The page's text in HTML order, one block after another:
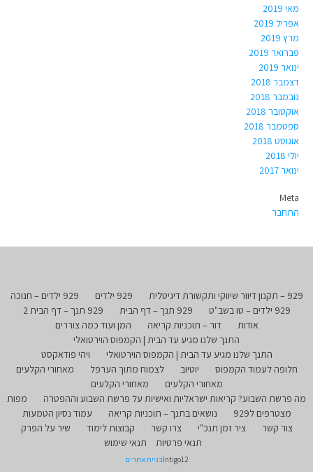
מאי 2019
אפריל 2019
מרץ 2019
פברואר 2019
ינואר 2019
דצמבר 2018
נובמבר 2018
אוקטובר 2018
ספטמבר 2018
אוגוסט 2018
יולי 2018
ינואר 2017
Meta
התחבר
929 – תקנון דיוור שיווקי ותקשורת דיגיטלית 929 ילדים
929 ילדים – חנוכה
929 ילדים – טו בשב"ט
929 תנך – דף הבית
929 תנך – דף הבית 2
אודות
דור – תוכניות קריאה
המן ועוד כמה צוררים
התנך שלנו מגיע עד הבית | הקמפוס הוירטואלי
התנך שלנו מגיע עד הבית | הקמפוס הוירטואלי
ויהי פודאקסט
חלופה לעמוד הקמפוס
יוטיוב לצמוח מתוך הערפל
מאחורי הקלעים
מאחורי הקלעים
מאחורי הקלעים
מה פרשת השבוע? קריאות ישראליות ואישיות על פרשת השבוע וההפטרה
מפות
מצטרפים ל929
נושאים בתנך – תוכניות קריאה
עמוד נסיון הטמעות
צור קשר
ציר זמן תנכ"י צרו קשר קבוצות לימוד
שיר על הפרק
תנאי פרטיות
תנאי שימוש
Intigo12בניית אתרים